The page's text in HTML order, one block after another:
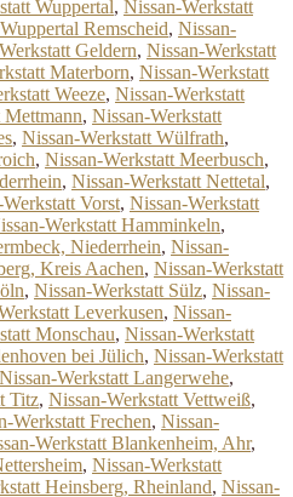
Wuppertal, Nissan-Werkstatt
Remscheid, Nissan-
Geldern, Nissan-Werkstatt
Materborn, Nissan-Werkstatt
Weeze, Nissan-Werkstatt
Mettmann, Nissan-Werkstatt
, Nissan-Werkstatt Wülfrath,
, Nissan-Werkstatt Meerbusch,
, Nissan-Werkstatt Nettetal,
Vorst, Nissan-Werkstatt
Werkstatt Hamminkeln,
Niederrhein, Nissan-
Kreis Aachen, Nissan-Werkstatt
, Nissan-Werkstatt Sülz, Nissan-
Leverkusen, Nissan-
Monschau, Nissan-Werkstatt
bei Jülich, Nissan-Werkstatt
Nissan-Werkstatt Langerwehe,
Titz, Nissan-Werkstatt Vettweiß,
Werkstatt Frechen, Nissan-
Werkstatt Blankenheim, Ahr,
, Nissan-Werkstatt
Heinsberg, Rheinland, Nissan-